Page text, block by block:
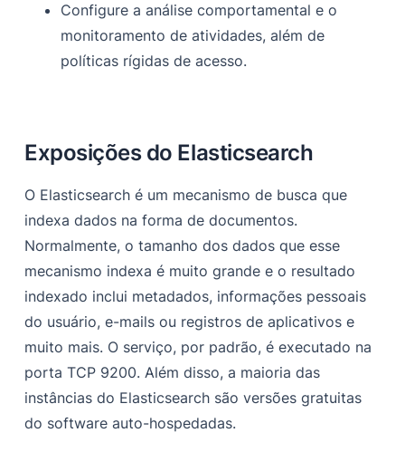
Configure a análise comportamental e o
monitoramento de atividades, além de
políticas rígidas de acesso.
Exposições do Elasticsearch
O Elasticsearch é um mecanismo de busca que
indexa dados na forma de documentos.
Normalmente, o tamanho dos dados que esse
mecanismo indexa é muito grande e o resultado
indexado inclui metadados, informações pessoais
do usuário, e-mails ou registros de aplicativos e
muito mais. O serviço, por padrão, é executado na
porta TCP 9200. Além disso, a maioria das
instâncias do Elasticsearch são versões gratuitas
do software auto-hospedadas.